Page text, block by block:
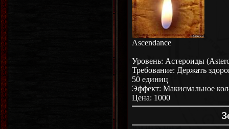
Ascendance
Уровень: Астероиды
Требование: Держать
50 единиц
Эффект: Макисмальное
Цена: 1000